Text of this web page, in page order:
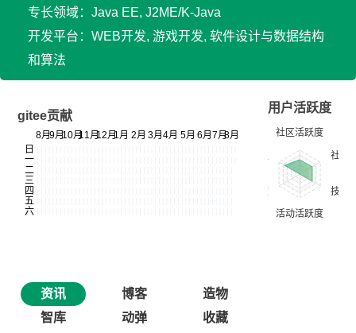
专长领域：Java EE, J2ME/K-Java
开发平台：WEB开发, 游戏开发, 软件设计与数据结构
和算法
gitee贡献
用户活跃度
资讯 博客
造物
智库
动弹 收藏